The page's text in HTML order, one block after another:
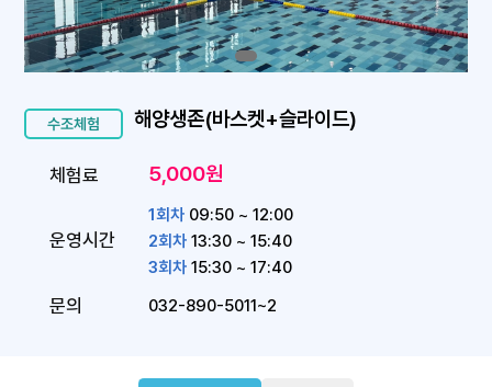
수조체험 해양생존(바스켓+슬라이드)
체험료 5,000원
운영시간
1회차09:50 ~ 12:00
2회차13:30 ~ 15:40
3회차15:30 ~ 17:40
문의 032-890-5011~2